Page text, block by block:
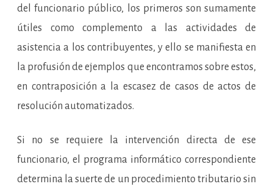
del funcionario público, los primeros son sumamente
útiles como complemento a las actividades de
asistencia a los contribuyentes, y ello se manifiesta en
la profusión de ejemplos que encontramos sobre estos,
en contraposición a la escasez de casos de actos de
resolución automatizados.
Si no se requiere la intervención directa de ese
funcionario, el programa informático correspondiente
determina la suerte de un procedimiento tributario sin